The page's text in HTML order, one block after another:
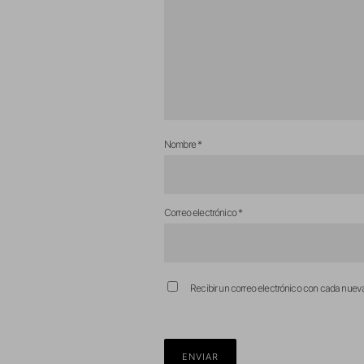
Nombre*
Correo electrónico*
Recibir un correo electrónico con cada